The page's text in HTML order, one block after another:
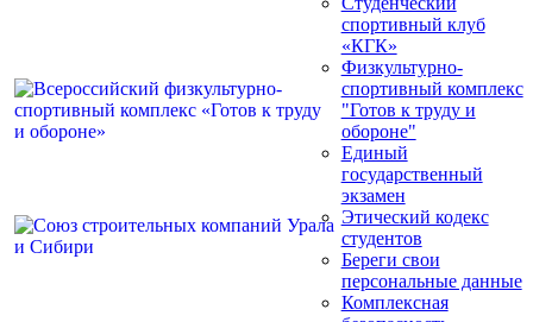
спортивный клуб
«КГК»
Физкультурно-
спортивный комплекс
"Готов к труду и
обороне"
Единый
государственный
экзамен
Этический кодекс
студентов
Береги свои
персональные данные
Комплексная